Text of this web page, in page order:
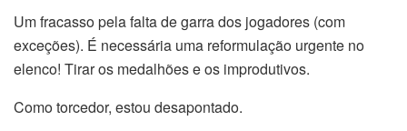
Um fracasso pela falta de garra dos jogadores (com
exceções). É necessária uma reformulação urgente no
elenco! Tirar os medalhões e os improdutivos.
Como torcedor, estou desapontado.